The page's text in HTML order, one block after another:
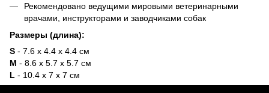
Рекомендовано ведущими мировыми ветеринарными
врачами, инструкторами и заводчиками собак
Размеры (длина):
S - 7.6 x 4.4 x 4.4 см
M - 8.6 x 5.7 x 5.7 см
L - 10.4 x 7 x 7 см